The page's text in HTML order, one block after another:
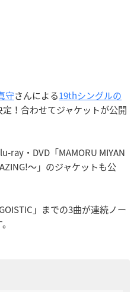
守さんによる19thシングルの
定！合わせてジャケットが公開
ray・DVD「MAMORU MIYAN
〜」のジャケットも公
」までの3曲が連続ノー